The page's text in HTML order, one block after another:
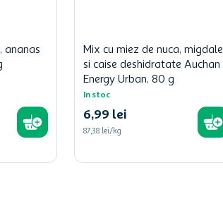
ananas
Mix cu miez de nuca, migdale
si caise deshidratate Auchan
Energy Urban, 80 g
In stoc
6,99 lei
87,38 lei/kg